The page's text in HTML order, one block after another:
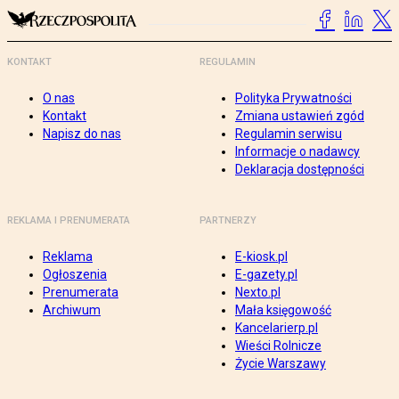
KONTAKT
O nas
Kontakt
Napisz do nas
REGULAMIN
Polityka Prywatności
Zmiana ustawień zgód
Regulamin serwisu
Informacje o nadawcy
Deklaracja dostępności
REKLAMA I PRENUMERATA
Reklama
Ogłoszenia
Prenumerata
Archiwum
PARTNERZY
E-kiosk.pl
E-gazety.pl
Nexto.pl
Mała księgowość
Kancelarierp.pl
Wieści Rolnicze
Życie Warszawy